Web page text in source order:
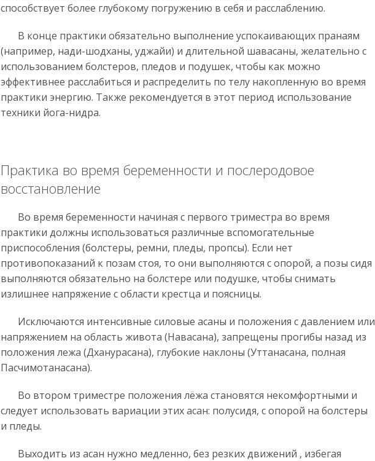
способствует более глубокому погружению в себя и расслаблению.
В конце практики обязательно выполнение успокаивающих пранаям
(например, нади-шодханы, уджайи) и длительной шавасаны, желательно с
использованием болстеров, пледов и подушек, чтобы как можно
эффективнее расслабиться и распределить по телу накопленную во время
практики энергию. Также рекомендуется в этот период использование
техники йога-нидра.
Практика во время беременности и послеродовое
восстановление
Во время беременности начиная с первого триместра во время
практики должны использоваться различные вспомогательные
приспособления (болстеры, ремни, пледы, пропсы). Если нет
противопоказаний к позам стоя, то они выполняются с опорой, а позы сидя
выполняются обязательно на болстере или подушке, чтобы снимать
излишнее напряжение с области крестца и поясницы.
Исключаются интенсивные силовые асаны и положения с давлением или
напряжением на область живота (Навасана), запрещены прогибы назад из
положения лежа (Дханурасана), глубокие наклоны (Уттанасана, полная
Пасчимотанасана).
Во втором триместре положения лёжа становятся некомфортными и
следует использовать вариации этих асан: полусидя, с опорой на болстеры
и пледы.
Выходить из асан нужно медленно, без резких движений , избегая